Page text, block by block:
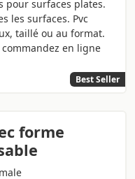
pour surfaces plates.
les surfaces. Pvc
taillé ou au format.
en ligne
Best Seller
forme